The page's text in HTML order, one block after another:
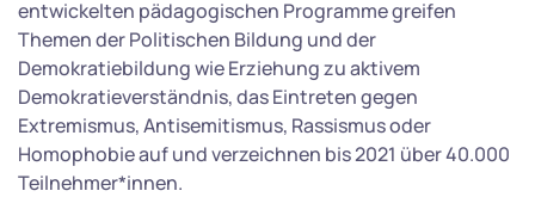
entwickelten pädagogischen Programme greifen
Themen der Politischen Bildung und der
Demokratiebildung wie Erziehung zu aktivem
Demokratieverständnis, das Eintreten gegen
Extremismus, Antisemitismus, Rassismus oder
Homophobie auf und verzeichnen bis 2021 über 40.000
Teilnehmer*innen.